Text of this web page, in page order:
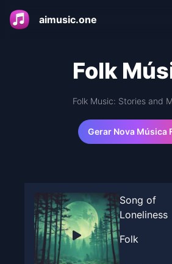
aimusic.one
Folk
Folk Music: Stories and
Gerar Nova Música
Song of
Loneliness
Folk